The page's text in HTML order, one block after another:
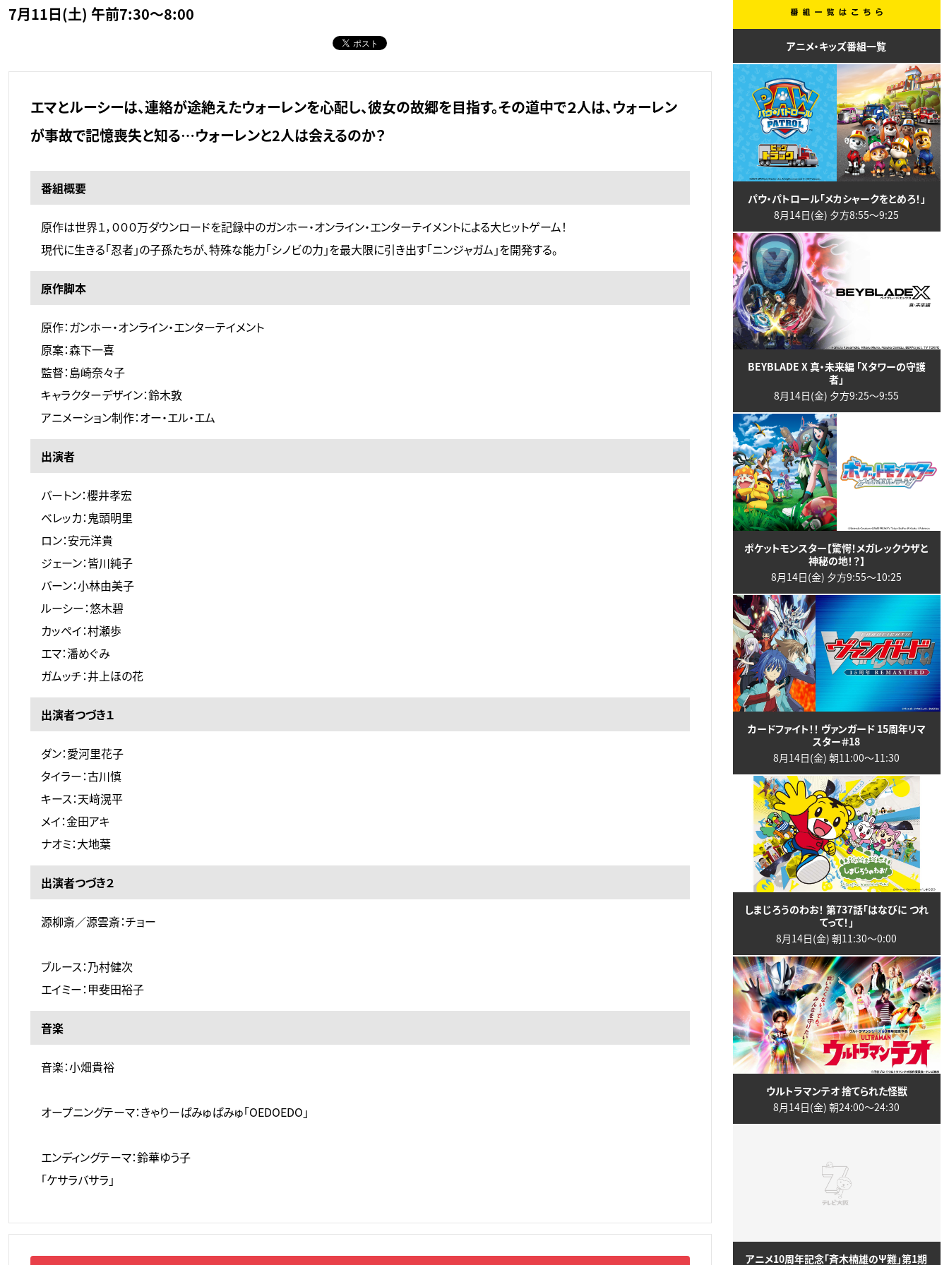
7月11日(土) 午前7:30～8:00
エマとルーシーは、連絡が途絶えたウォーレンを心配し、彼女の故郷を目指す。その道中で２人は、ウォーレン
が事故で記憶喪失と知る…ウォーレンと2人は会えるのか？
番組概要
原作は世界１，０００万ダウンロードを記録中のガンホー・オンライン・エンターテイメントによる大ヒットゲーム！
現代に生きる「忍者」の子孫たちが、特殊な能力「シノビの力」を最大限に引き出す「ニンジャガム」を開発する。
原作脚本
原作：ガンホー・オンライン・エンターテイメント
原案：森下一喜
監督：島崎奈々子
キャラクターデザイン：鈴木敦
アニメーション制作：オー・エル・エム
出演者
バートン：櫻井孝宏
ベレッカ：鬼頭明里
ロン：安元洋貴
ジェーン：皆川純子
バーン：小林由美子
ルーシー：悠木碧
カッペイ：村瀬歩
エマ：潘めぐみ
ガムッチ：井上ほの花
出演者つづき１
ダン：愛河里花子
タイラー：古川慎
キース：天﨑滉平
メイ：金田アキ
ナオミ：大地葉
出演者つづき２
源柳斎／源雲斎：チョー
ブルース：乃村健次
エイミー：甲斐田裕子
音楽
音楽：小畑貴裕
オープニングテーマ：きゃりーぱみゅぱみゅ「OEDOEDO」
エンディングテーマ：鈴華ゆう子
「ケサラバサラ」
アニメ・キッズ番組一覧
パウ・パトロール「メカシャークをとめろ！」
8月14日(金) 夕方8:55〜9:25
BEYBLADE X 真・未来編 「Xタワーの守護
者」
8月14日(金) 夕方9:25〜9:55
ポケットモンスター【驚愕！メガレックウザと
神秘の地！？】
8月14日(金) 夕方9:55〜10:25
カードファイト！！ ヴァンガード 15周年リマ
スター＃18
8月14日(金) 朝11:00〜11:30
しまじろうのわお！ 第737話「はなびに つれ
てって！」
8月14日(金) 朝11:30〜0:00
ウルトラマンテオ 捨てられた怪獣
8月14日(金) 朝24:00〜24:30
アニメ10周年記念「斉木楠雄のΨ難」第1期